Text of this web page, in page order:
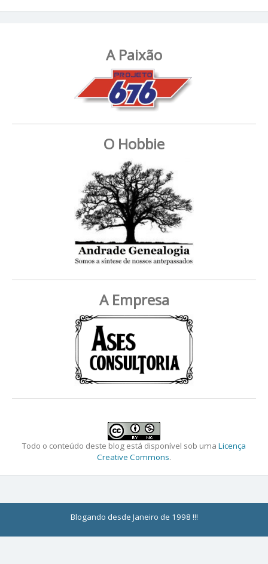
A Paixão
O Hobbie
A Empresa
Todo o conteúdo deste blog está disponível sob uma Licença
Creative Commons.
Blogando desde Janeiro de 1998 !!!